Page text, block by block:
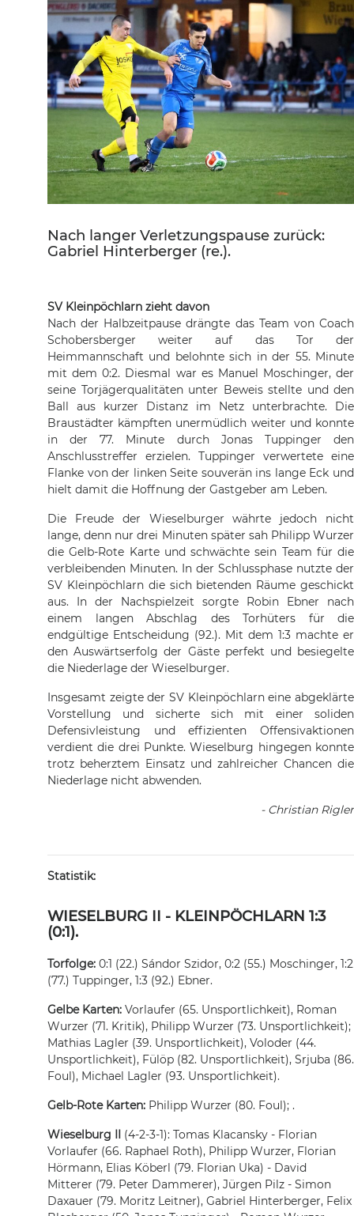
Nach langer Verletzungspause zurück:
Gabriel Hinterberger (re.).
SV Kleinpöchlarn zieht davon
Nach der Halbzeitpause drängte das Team von Coach
Schobersberger weiter auf das Tor der
Heimmannschaft und belohnte sich in der 55. Minute
mit dem 0:2. Diesmal war es Manuel Moschinger, der
seine Torjägerqualitäten unter Beweis stellte und den
Ball aus kurzer Distanz im Netz unterbrachte. Die
Braustädter kämpften unermüdlich weiter und konnte
in der 77. Minute durch Jonas Tuppinger den
Anschlusstreffer erzielen. Tuppinger verwertete eine
Flanke von der linken Seite souverän ins lange Eck und
hielt damit die Hoffnung der Gastgeber am Leben.
Die Freude der Wieselburger währte jedoch nicht
lange, denn nur drei Minuten später sah Philipp Wurzer
die Gelb-Rote Karte und schwächte sein Team für die
verbleibenden Minuten. In der Schlussphase nutzte der
SV Kleinpöchlarn die sich bietenden Räume geschickt
aus. In der Nachspielzeit sorgte Robin Ebner nach
einem langen Abschlag des Torhüters für die
endgültige Entscheidung (92.). Mit dem 1:3 machte er
den Auswärtserfolg der Gäste perfekt und besiegelte
die Niederlage der Wieselburger.
Insgesamt zeigte der SV Kleinpöchlarn eine abgeklärte
Vorstellung und sicherte sich mit einer soliden
Defensivleistung und effizienten Offensivaktionen
verdient die drei Punkte. Wieselburg hingegen konnte
trotz beherztem Einsatz und zahlreicher Chancen die
Niederlage nicht abwenden.
- Christian Rigler
Statistik:
WIESELBURG II - KLEINPÖCHLARN 1:3
(0:1).
Torfolge: 0:1 (22.) Sándor Szidor, 0:2 (55.) Moschinger, 1:2
(77.) Tuppinger, 1:3 (92.) Ebner.
Gelbe Karten: Vorlaufer (65. Unsportlichkeit), Roman
Wurzer (71. Kritik), Philipp Wurzer (73. Unsportlichkeit);
Mathias Lagler (39. Unsportlichkeit), Voloder (44.
Unsportlichkeit), Fülöp (82. Unsportlichkeit), Srjuba (86.
Foul), Michael Lagler (93. Unsportlichkeit).
Gelb-Rote Karten: Philipp Wurzer (80. Foul); .
Wieselburg II (4-2-3-1): Tomas Klacansky - Florian
Vorlaufer (66. Raphael Roth), Philipp Wurzer, Florian
Hörmann, Elias Köberl (79. Florian Uka) - David
Mitterer (79. Peter Dammerer), Jürgen Pilz - Simon
Daxauer (79. Moritz Leitner), Gabriel Hinterberger, Felix